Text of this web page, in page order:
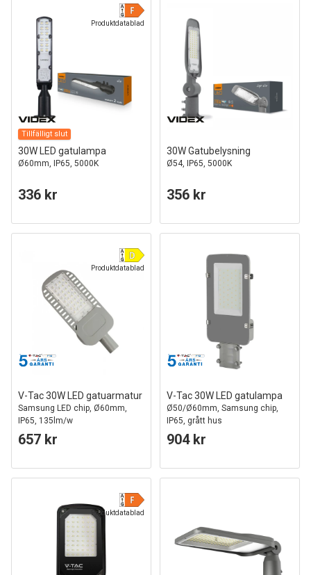
Produktdatablad
Tillfälligt slut
30W LED gatulampa
Ø60mm, IP65, 5000K
336 kr
30W Gatubelysning
Ø54, IP65, 5000K
356 kr
Produktdatablad
V-Tac 30W LED gatuarmatur
Samsung LED chip, Ø60mm,
IP65, 135lm/w
657 kr
V-Tac 30W LED gatulampa
Ø50/Ø60mm, Samsung chip,
IP65, grått hus
904 kr
Produktdatablad